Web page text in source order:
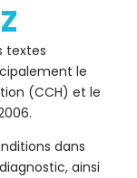
textes
le
(CCH) et le
dans
ainsi